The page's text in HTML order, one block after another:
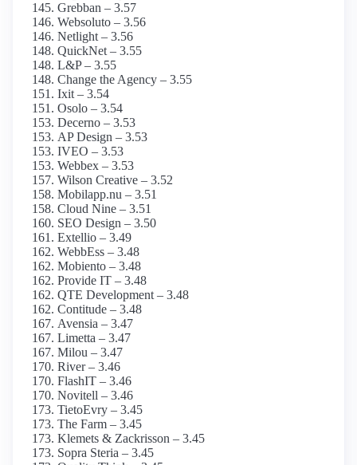
Grebban – 3.57
Websoluto – 3.56
Netlight – 3.56
QuickNet – 3.55
L&P – 3.55
Change the Agency – 3.55
Ixit – 3.54
Osolo – 3.54
Decerno – 3.53
AP Design – 3.53
IVEO – 3.53
Webbex – 3.53
Wilson Creative – 3.52
Mobilapp.nu – 3.51
Cloud Nine – 3.51
SEO Design – 3.50
Extellio – 3.49
WebbEss – 3.48
Mobiento – 3.48
Provide IT – 3.48
QTE Development – 3.48
Contitude – 3.48
Avensia – 3.47
Limetta – 3.47
Milou – 3.47
River – 3.46
FlashIT – 3.46
Novitell – 3.46
TietoEvry – 3.45
The Farm – 3.45
Klemets & Zackrisson – 3.45
Sopra Steria – 3.45